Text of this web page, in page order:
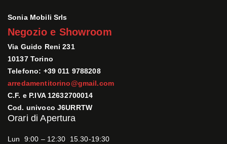
Sonia Mobili Srls
Negozio e Showroom
Via Guido Reni 231
10137 Torino
Telefono: +39 011 9788208
arredamentitorino@gmail.com
C.F. e P.IVA 12632700014
Cod. univoco J6URRTW
Orari di Apertura
Lun 9:00 – 12:30 15.30-19:30